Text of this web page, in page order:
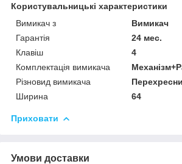
Користувальницькі характеристики
Вимикач з
Вимикач
Гарантія
24 мес.
Клавіш
4
Комплектація вимикача
Різновид вимикача
Ширина
64
Приховати
Умови доставки